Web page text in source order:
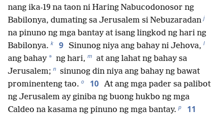
nang ika-19 na taon ni Haring Nabucodonosor ng
Babilonya, dumating sa Jerusalem si Nebuzaradan j
na pinuno ng mga bantay at isang lingkod ng hari ng
Babilonya. k 9 Sinunog niya ang bahay ni Jehova, l
ang bahay * ng hari, m at ang lahat ng bahay sa
Jerusalem; n sinunog din niya ang bahay ng bawat
prominenteng tao. o 10 At ang mga pader sa palibot
ng Jerusalem ay giniba ng buong hukbo ng mga
Caldeo na kasama ng pinuno ng mga bantay. p 11